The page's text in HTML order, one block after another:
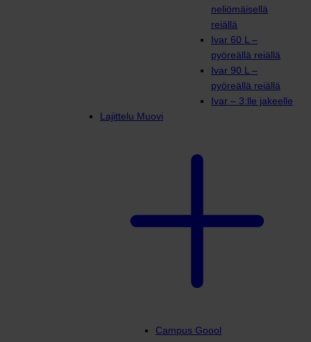
neliömäisellä
reiällä
Ivar 60 L –
pyöreällä reiällä
Ivar 90 L –
pyöreällä reiällä
Ivar – 3:lle jakeelle
Lajittelu Muovi
Campus Goool